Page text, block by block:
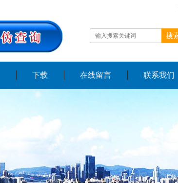
下载 在线留言 联系我们